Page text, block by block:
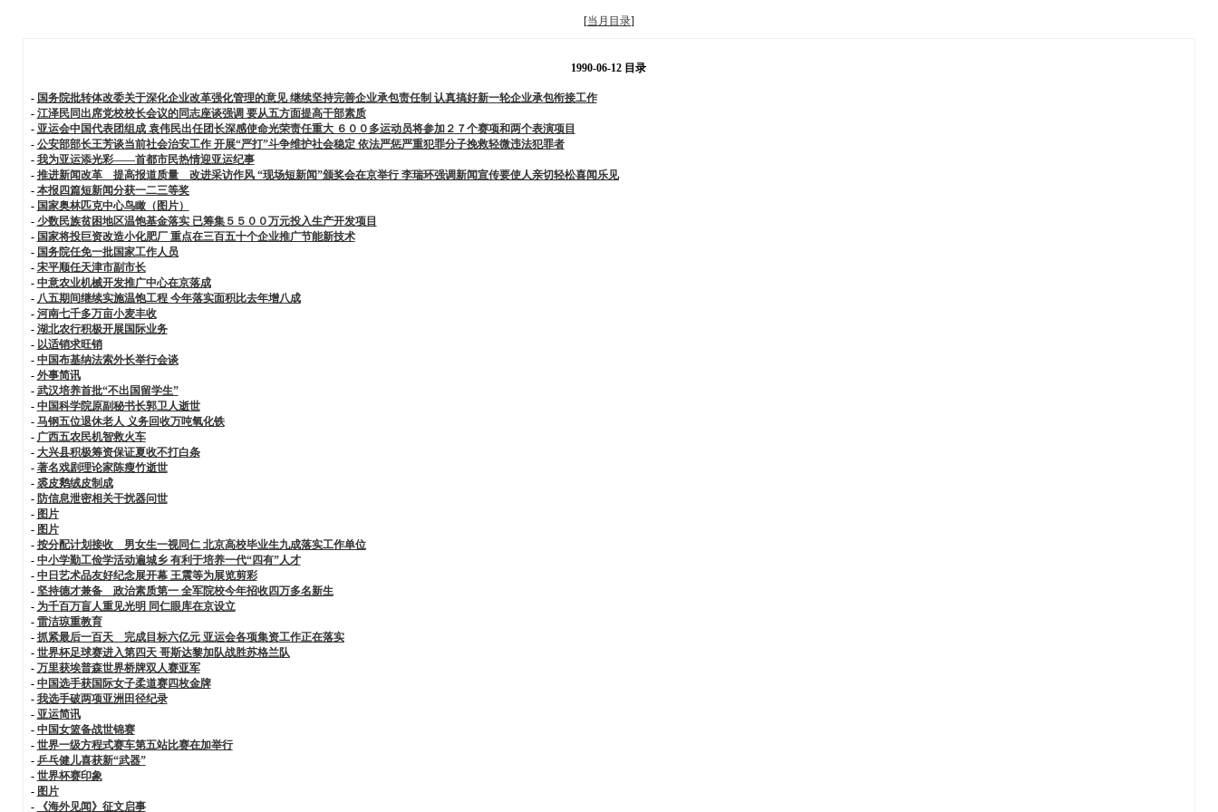
[当月目录]
1990-06-12 目录
- 国务院批转体改委关于深化企业改革强化管理的意见 继续坚持完善企业承包责任制 认真搞好新一轮企业承包衔接工作
- 江泽民同出席党校校长会议的同志座谈强调 要从五方面提高干部素质
- 亚运会中国代表团组成 袁伟民出任团长深感使命光荣责任重大 ６００多运动员将参加２７个赛项和两个表演项目
- 公安部部长王芳谈当前社会治安工作 开展“严打”斗争维护社会稳定 依法严惩严重犯罪分子挽救轻微违法犯罪者
- 我为亚运添光彩——首都市民热情迎亚运纪事
- 推进新闻改革 提高报道质量 改进采访作风 “现场短新闻”颁奖会在京举行 李瑞环强调新闻宣传要使人亲切轻松喜闻乐见
- 本报四篇短新闻分获一二三等奖
- 国家奥林匹克中心鸟瞰（图片）
- 少数民族贫困地区温饱基金落实 已筹集５５００万元投入生产开发项目
- 国家将投巨资改造小化肥厂 重点在三百五十个企业推广节能新技术
- 国务院任免一批国家工作人员
- 宋平顺任天津市副市长
- 中意农业机械开发推广中心在京落成
- 八五期间继续实施温饱工程 今年落实面积比去年增八成
- 河南七千多万亩小麦丰收
- 湖北农行积极开展国际业务
- 以适销求旺销
- 中国布基纳法索外长举行会谈
- 外事简讯
- 武汉培养首批“不出国留学生”
- 中国科学院原副秘书长郭卫人逝世
- 马钢五位退休老人 义务回收万吨氧化铁
- 广西五农民机智救火车
- 大兴县积极筹资保证夏收不打白条
- 著名戏剧理论家陈瘦竹逝世
- 裘皮鹅绒皮制成
- 防信息泄密相关干扰器问世
- 图片
- 图片
- 按分配计划接收 男女生一视同仁 北京高校毕业生九成落实工作单位
- 中小学勤工俭学活动遍城乡 有利于培养一代“四有”人才
- 中日艺术品友好纪念展开幕 王震等为展览剪彩
- 坚持德才兼备 政治素质第一 全军院校今年招收四万多名新生
- 为千百万盲人重见光明 同仁眼库在京设立
- 雷洁琼重教育
- 抓紧最后一百天 完成目标六亿元 亚运会各项集资工作正在落实
- 世界杯足球赛进入第四天 哥斯达黎加队战胜苏格兰队
- 万里获埃普森世界桥牌双人赛亚军
- 中国选手获国际女子柔道赛四枚金牌
- 我选手破两项亚洲田径纪录
- 亚运简讯
- 中国女篮备战世锦赛
- 世界一级方程式赛车第五站比赛在加举行
- 乒乓健儿喜获新“武器”
- 世界杯赛印象
- 图片
-
《海外见闻》征文启事